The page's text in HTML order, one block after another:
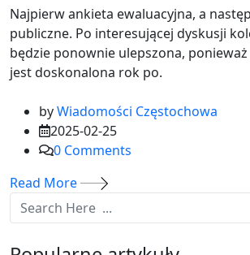
Najpierw ankieta ewaluacyjna, a
publiczne. Po interesującej dyskusji
będzie ponownie ulepszona,
jest doskonalona rok po.
byWiadomości Częstochowa
2025-02-25
0 Comments
Read More